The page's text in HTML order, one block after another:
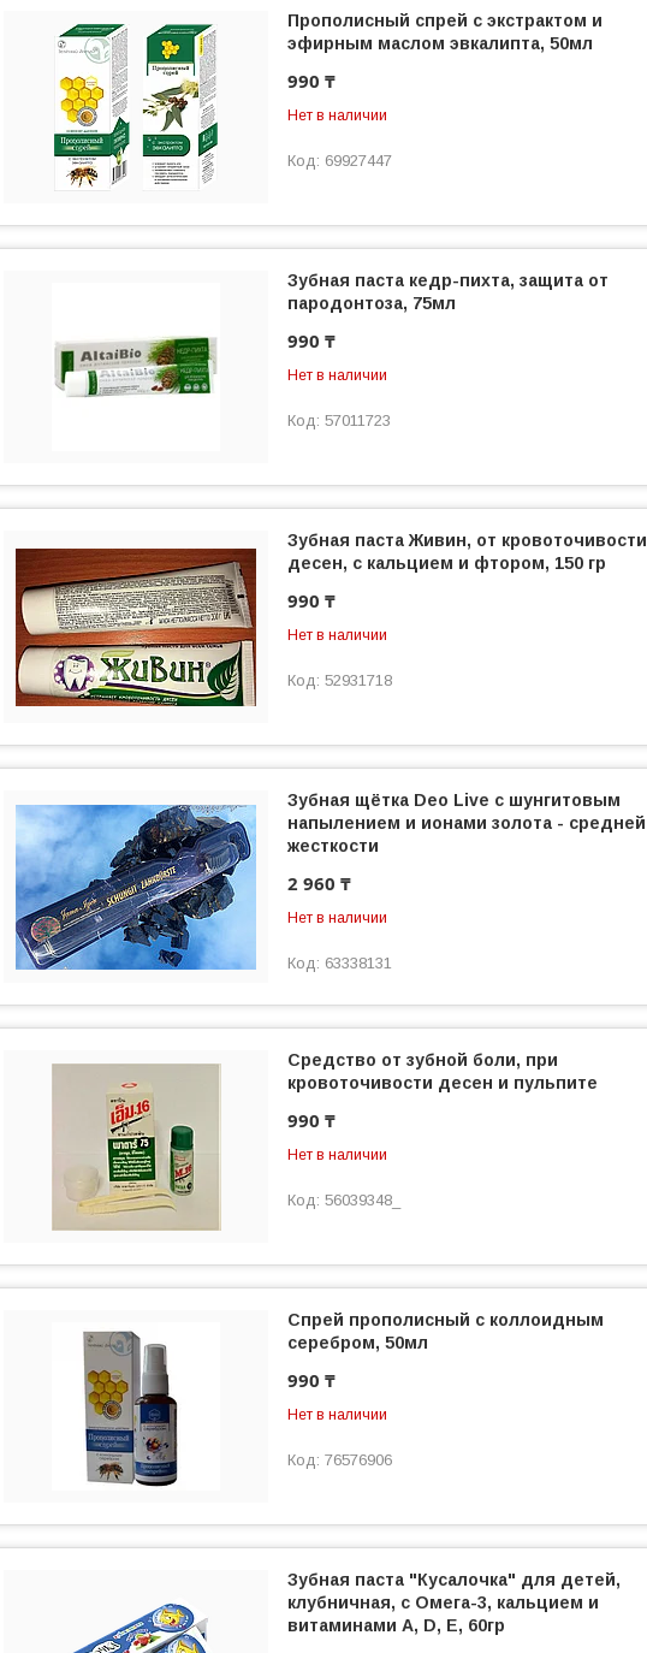
Прополисный спрей с экстрактом и
эфирным маслом эвкалипта, 50мл
990 ₸
Нет в наличии
69927447
Зубная паста кедр-пихта, защита от
пародонтоза, 75мл
990 ₸
Нет в наличии
57011723
Зубная паста Живин, от кровоточивости
десен, с кальцием и фтором, 150 гр
990 ₸
Нет в наличии
52931718
Зубная щётка Deo Live с шунгитовым
напылением и ионами золота - средней
жесткости
2 960 ₸
Нет в наличии
63338131
Средство от зубной боли, при
кровоточивости десен и пульпите
990 ₸
Нет в наличии
56039348_
Спрей прополисный с коллоидным
серебром, 50мл
990 ₸
Нет в наличии
76576906
Зубная паста "Кусалочка" для детей,
клубничная, с Омега-3, кальцием и
витаминами A, D, E, 60гр